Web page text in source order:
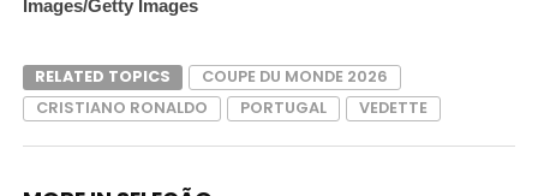
Images/Getty Images
RELATED TOPICS
COUPE DU MONDE 2026
CRISTIANO RONALDO
PORTUGAL VEDETTE